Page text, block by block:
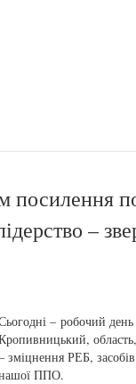
–
– робочий
зміцнення РЕБ,
ППО.